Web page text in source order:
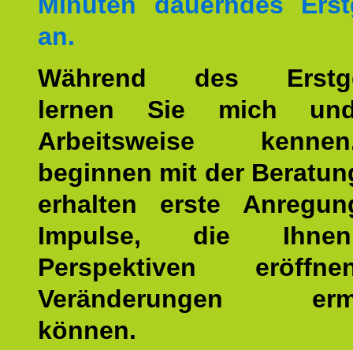
an.
Während des
lernen Sie mich
Arbeitsweise
beginnen mit der
erhalten erste
Impulse, die
Perspektiven
Veränderungen
können.